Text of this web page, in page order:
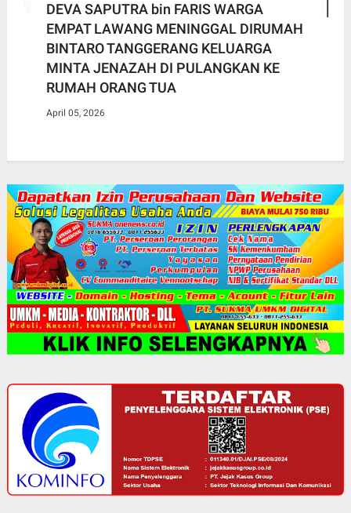
DEVA SAPUTRA bin FARIS WARGA
EMPAT LAWANG MENINGGAL DIRUMAH
BINTARO TANGGERANG KELUARGA
MINTA JENAZAH DI PULANGKAN KE
RUMAH ORANG TUA
April 05, 2026